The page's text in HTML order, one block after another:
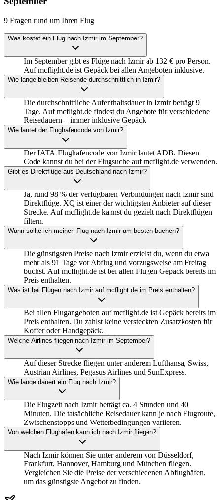
9 Fragen rund um Ihren Flug
Was kostet ein Flug nach Izmir im September?
Im September gibt es Flüge nach Izmir ab 132 € pro Person.
Auf mcflight.de ist Gepäck bei allen Angeboten inklusive.
Wie lange bleiben Reisende durchschnittlich in Izmir?
Die durchschnittliche Aufenthaltsdauer in Izmir beträgt 9
Tage. Auf mcflight.de findest du Angebote für verschiedene
Reisedauern – immer inklusive Gepäck.
Wie lautet der Flughafencode von Izmir?
Der IATA-Flughafencode von Izmir lautet ADB. Diesen
Code kannst du bei der Flugsuche auf mcflight.de verwenden.
Gibt es Direktflüge aus Deutschland nach Izmir?
Ja, rund 98 % der verfügbaren Verbindungen nach Izmir sind
Direktflüge. XQ ist einer der wichtigsten Anbieter auf dieser
Strecke. Auf mcflight.de kannst du gezielt nach Direktflügen
filtern.
Wann sollte ich meinen Flug nach Izmir am besten buchen?
Die günstigsten Preise nach Izmir erzielst du, wenn du etwa
mehr als 91 Tage vor Abflug und vorzugsweise am Freitag
buchst. Auf mcflight.de ist bei allen Flügen Gepäck bereits im
Preis enthalten.
Was ist bei Flügen nach Izmir auf mcflight.de im Preis enthalten?
Bei allen Flugangeboten auf mcflight.de ist Gepäck bereits im
Preis enthalten. Du zahlst keine versteckten Zusatzkosten für
Koffer oder Handgepäck.
Welche Airlines fliegen nach Izmir im September?
Auf dieser Strecke fliegen unter anderem Lufthansa, Swiss,
Austrian Airlines, Pegasus Airlines und SunExpress.
Wie lange dauert ein Flug nach Izmir?
Die Flugzeit nach Izmir beträgt ca. 4 Stunden und 40
Minuten. Die tatsächliche Reisedauer kann je nach Flugroute,
Zwischenstopps und Wetterbedingungen variieren.
Von welchen Flughäfen kann ich nach Izmir fliegen?
Nach Izmir können Sie unter anderem von Düsseldorf,
Frankfurt, Hannover, Hamburg und München fliegen.
Vergleichen Sie die Preise der verschiedenen Abflughäfen,
um das günstigste Angebot zu finden.